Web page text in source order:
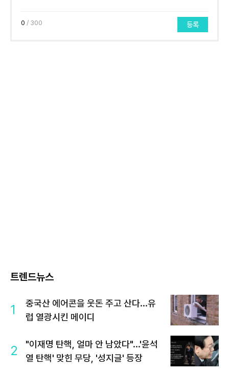
0 / 300 등록
트렌드뉴스
1
중국산 에어콘을 웃돈 주고 산다...유
럽 열광시킨 메이디
2
"이재명 탄핵, 얼마 안 남았다"...'윤석
열 탄핵' 맞힌 무당, '성지글' 등장